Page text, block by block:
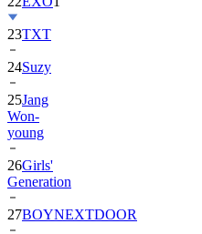
23TXT
24Suzy
25Jang
Won-
young
26Girls'
Generation
27BOYNEXTDOOR